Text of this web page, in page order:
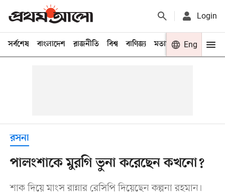
Login
সর্বশেষ বাংলাদেশ রাজনীতি বিশ্ব বাণিজ্য মতামত খেলা
Eng
রসনা
পালংশাকে মুরগি ভুনা করেছেন কখনো?
শাক দিয়ে মাংস রান্নার রেসিপি দিয়েছেন কল্পনা রহমান।